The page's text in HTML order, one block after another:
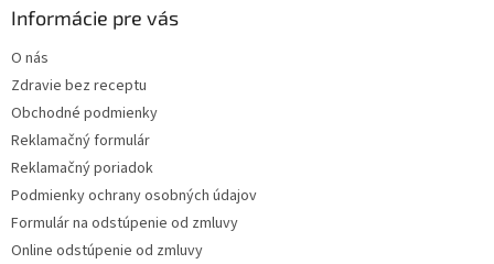
Informácie pre vás
O nás
Zdravie bez receptu
Obchodné podmienky
Reklamačný formulár
Reklamačný poriadok
Podmienky ochrany osobných údajov
Formulár na odstúpenie od zmluvy
Online odstúpenie od zmluvy